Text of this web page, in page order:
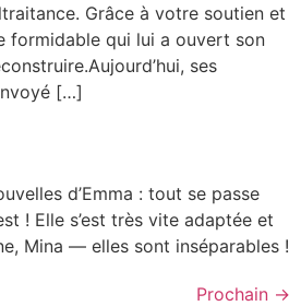
Grâce à votre soutien et
formidable qui lui a ouvert son
ses
[…]
d’Emma : tout se passe
! Elle s’est très vite adaptée et
Mina — elles sont inséparables !
Prochain →